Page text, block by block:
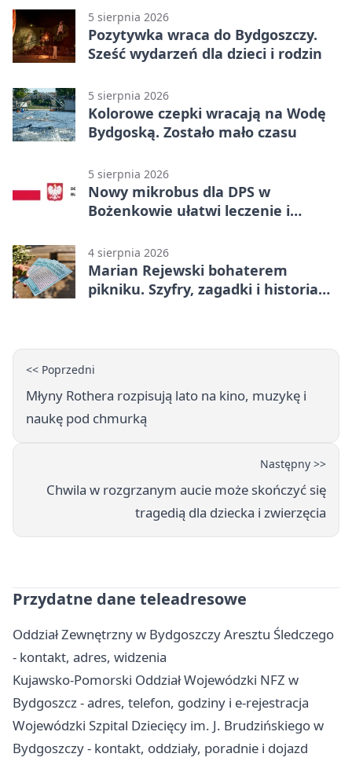
5 sierpnia 2026
Pozytywka wraca do Bydgoszczy.
Sześć wydarzeń dla dzieci i rodzin
5 sierpnia 2026
Kolorowe czepki wracają na Wodę
Bydgoską. Zostało mało czasu
5 sierpnia 2026
Nowy mikrobus dla DPS w
Bożenkowie ułatwi leczenie i
4 sierpnia 2026
Marian Rejewski bohaterem
pikniku. Szyfry, zagadki i historia
<< Poprzedni
Młyny Rothera rozpisują lato na kino, muzykę i
naukę pod chmurką
Następny >>
Chwila w rozgrzanym aucie może skończyć się
tragedią dla dziecka i zwierzęcia
Przydatne dane teleadresowe
Oddział Zewnętrzny w Bydgoszczy Aresztu Śledczego
- kontakt, adres, widzenia
Kujawsko-Pomorski Oddział Wojewódzki NFZ w
Bydgoszcz - adres, telefon, godziny i e-rejestracja
Wojewódzki Szpital Dziecięcy im. J. Brudzińskiego w
Bydgoszczy - kontakt, oddziały, poradnie i dojazd